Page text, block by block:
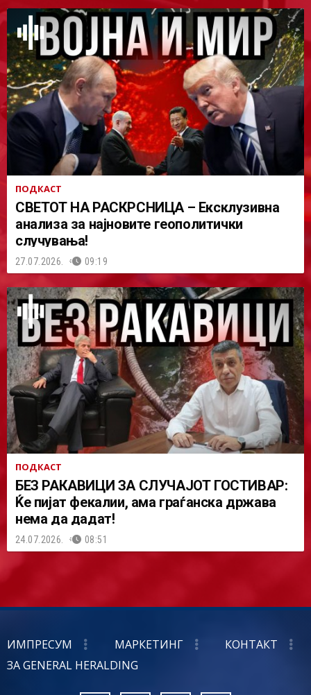
ПОДКАСТ
СВЕТОТ НА РАСКРСНИЦА – Ексклузивна
анализа за најновите геополитички
случувања!
27.07.2026. 09:19
ПОДКАСТ
БЕЗ РАКАВИЦИ ЗА СЛУЧАЈОТ ГОСТИВАР:
Ќе пијат фекалии, ама граѓанска држава
нема да дадат!
24.07.2026. 08:51
ИМПРЕСУМ МАРКЕТИНГ
КОНТАКТ
ЗА GENERAL HERALDING